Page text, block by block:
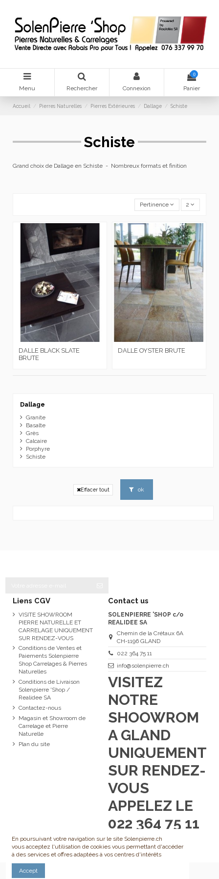
Menu Rechercher Connexion
0
Panier
Accueil Pierres Naturelles Pierres Extérieures Dallage Schiste
Schiste
Grand choix de Dallage en Schiste - Nombreux formats et finition
Pertinence 2
DALLE BLACK SLATE
BRUTE
DALLE OYSTER BRUTE
Dallage
Granite
Basalte
Grès
Calcaire
Porphyre
Schiste
Effacer tout ok
Liens CGV
VISITE SHOWROOM
PIERRE NATURELLE ET
CARRELAGE UNIQUEMENT
SUR RENDEZ-VOUS
Conditions de Ventes et
Paiements Solenpierre
Shop Carrelages & Pierres
Naturelles
Conditions de Livraison
Solenpierre 'Shop /
Realidee SA
Contactez-nous
Magasin et Showroom de
Carrelage et Pierre
Naturelle
Plan du site
Contact us
SOLENPIERRE 'SHOP c/o
REALIDEE SA
Chemin de la Crétaux 6A
CH-1196 GLAND
022 364 75 11
info@solenpierre.ch
VISITEZ
NOTRE
SHOOWROM
A GLAND
UNIQUEMENT
SUR RENDEZ-
VOUS
APPELEZ LE
022 364 75 11
En poursuivant votre navigation sur le site Solenpierre.ch
vous acceptez l'utilisation de cookies vous permettant d'accéder
à des services et offres adaptées à vos centres d'intérêts
Accept